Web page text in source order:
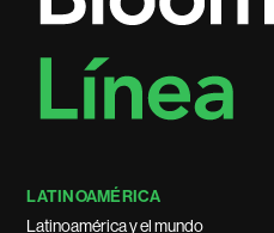
LATINOAMÉRICA
Latinoamérica y el mundo